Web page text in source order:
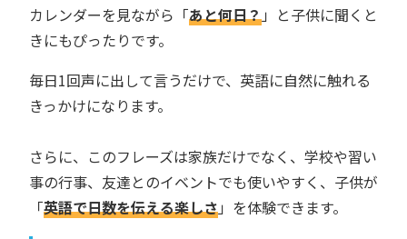
カレンダーを見ながら「あと何日？」と子供に聞くと
きにもぴったりです。
毎日1回声に出して言うだけで、英語に自然に触れる
きっかけになります。
さらに、このフレーズは家族だけでなく、学校や習い
事の行事、友達とのイベントでも使いやすく、子供が
「英語で日数を伝える楽しさ」を体験できます。